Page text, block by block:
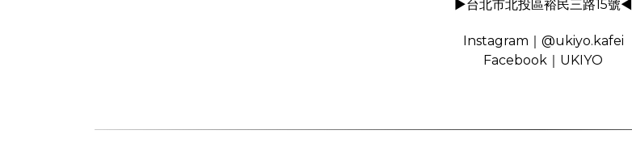
▶台北市北投區裕民三路15號◀
Instagram｜ @ukiyo.kafei
Facebook｜ UKIYO